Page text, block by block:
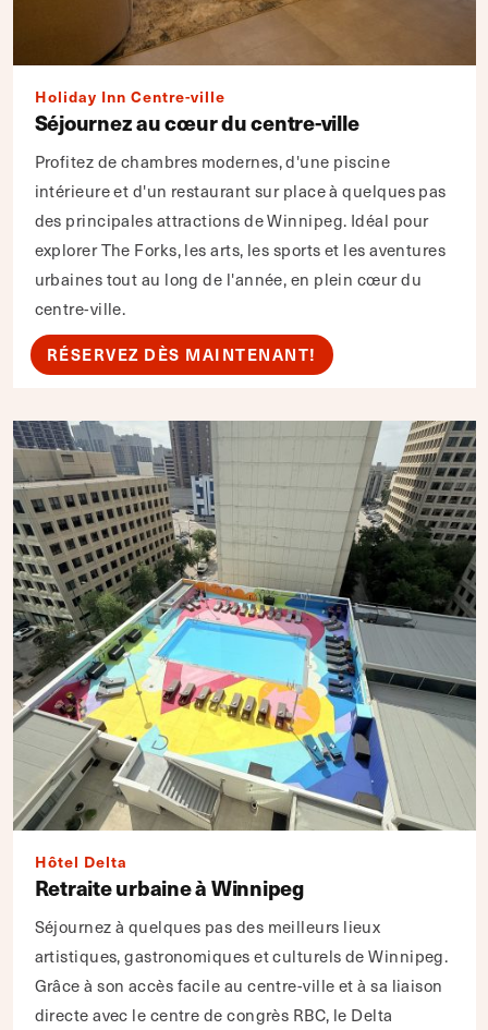
Holiday Inn Centre-ville
Séjournez au cœur du centre-ville
Profitez de chambres modernes, d'une piscine
intérieure et d'un restaurant sur place à quelques pas
des principales attractions de Winnipeg. Idéal pour
explorer The Forks, les arts, les sports et les aventures
urbaines tout au long de l'année, en plein cœur du
centre-ville.
RÉSERVEZ DÈS MAINTENANT!
Hôtel Delta
Retraite urbaine à Winnipeg
Séjournez à quelques pas des meilleurs lieux
artistiques, gastronomiques et culturels de Winnipeg.
Grâce à son accès facile au centre-ville et à sa liaison
directe avec le centre de congrès RBC, le Delta